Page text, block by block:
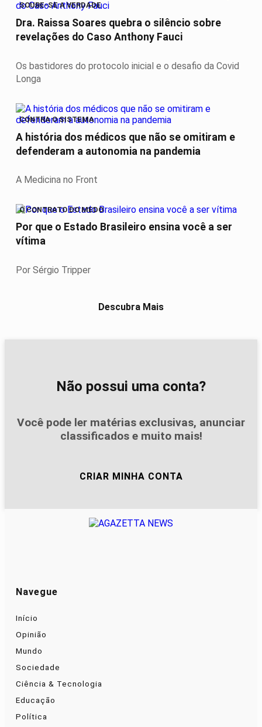
SOUBE-SE A VERDADE
Dra. Raissa Soares quebra o silêncio sobre
revelações do Caso Anthony Fauci
Os bastidores do protocolo inicial e o desafio da Covid
Longa
CONTRA O SISTEMA
A história dos médicos que não se omitiram e
defenderam a autonomia na pandemia
A Medicina no Front
O CONTRATO DO MEDO
Por que o Estado Brasileiro ensina você a ser
vítima
Por Sérgio Tripper
Descubra Mais
Não possui uma conta?
Você pode ler matérias exclusivas, anunciar
classificados e muito mais!
CRIAR MINHA CONTA
Navegue
Início
Opinião
Mundo
Sociedade
Ciência & Tecnologia
Educação
Política